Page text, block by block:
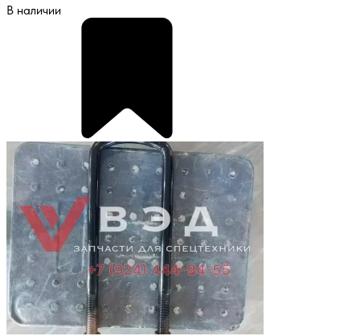
В наличии